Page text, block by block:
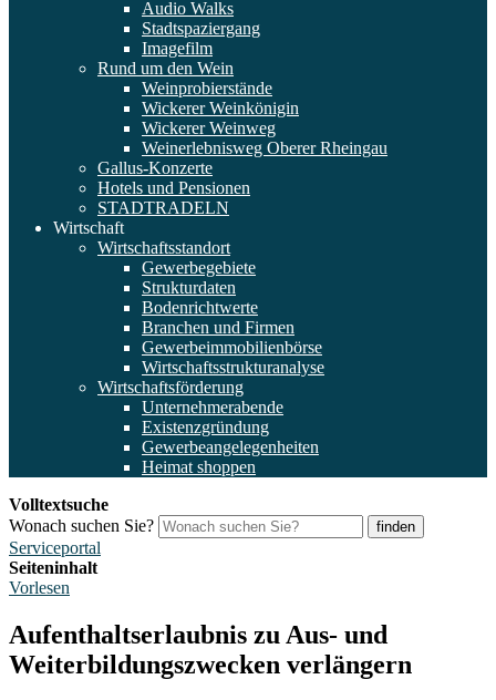
Audio Walks
Stadtspaziergang
Imagefilm
Rund um den Wein
Weinprobierstände
Wickerer Weinkönigin
Wickerer Weinweg
Weinerlebnisweg Oberer Rheingau
Gallus-Konzerte
Hotels und Pensionen
STADTRADELN
Wirtschaft
Wirtschaftsstandort
Gewerbegebiete
Strukturdaten
Bodenrichtwerte
Branchen und Firmen
Gewerbeimmobilienbörse
Wirtschaftsstrukturanalyse
Wirtschaftsförderung
Unternehmerabende
Existenzgründung
Gewerbeangelegenheiten
Heimat shoppen
Volltextsuche
Wonach suchen Sie?
finden
Serviceportal
Seiteninhalt
Vorlesen
Aufenthaltserlaubnis zu Aus- und
Weiterbildungszwecken verlängern